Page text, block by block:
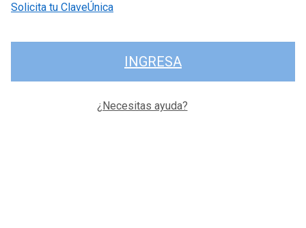
Solicita tu ClaveÚnica
INGRESA
¿Necesitas ayuda?